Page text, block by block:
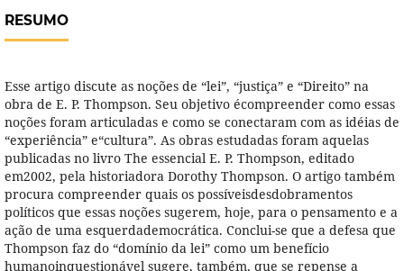
RESUMO
Esse artigo discute as noções de “lei”, “justiça” e “Direito” na
obra de E. P. Thompson. Seu objetivo écompreender como essas
noções foram articuladas e como se conectaram com as idéias de
“experiência” e“cultura”. As obras estudadas foram aquelas
publicadas no livro The essencial E. P. Thompson, editado
em2002, pela historiadora Dorothy Thompson. O artigo também
procura compreender quais os possíveisdesdobramentos
políticos que essas noções sugerem, hoje, para o pensamento e a
ação de uma esquerdademocrática. Conclui-se que a defesa que
Thompson faz do “domínio da lei” como um benefício
humanoinquestionável sugere, também, que se repense a